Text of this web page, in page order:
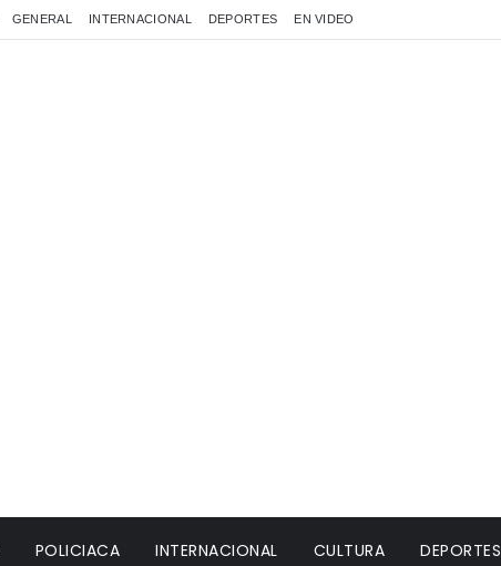
GENERAL INTERNACIONAL DEPORTES EN VIDEO
POLICIACA INTERNACIONAL CULTURA DEPORTES